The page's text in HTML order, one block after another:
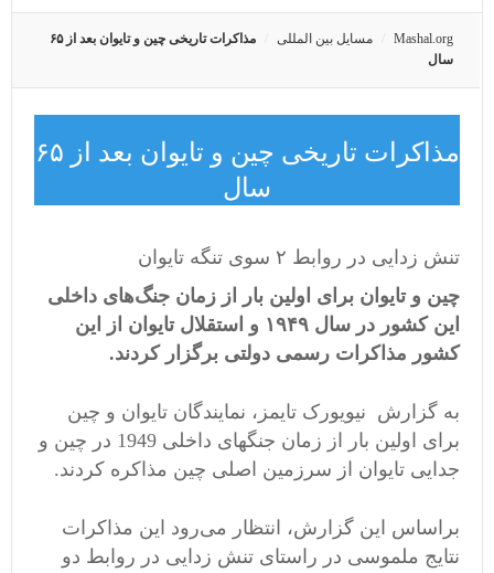
Mashal.org مسایل بین المللی
مذاکرات تاریخی چین و تایوان بعد از ۶۵
سال
مذاکرات تاریخی چین و تایوان بعد از ۶۵
سال
تنش زدایی در روابط ۲ سوی تنگه تایوان
چین و تایوان برای اولین بار از زمان جنگ‌های داخلی
این کشور در سال ۱۹۴۹ و استقلال تایوان از این
کشور مذاکرات رسمی دولتی برگزار کردند.
به گزارش نیویورک تایمز، نمایندگان تایوان و چین
برای اولین بار از زمان جنگهای داخلی 1949 در چین و
جدایی تایوان از سرزمین اصلی چین مذاکره کردند.
براساس این گزارش، انتظار می‌رود این مذاکرات
نتایج ملموسی در راستای تنش زدایی در روابط دو